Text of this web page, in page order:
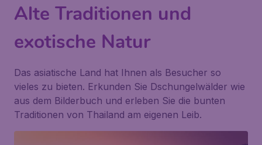
Alte Traditionen und
exotische Natur
Das asiatische Land hat Ihnen als Besucher so
vieles zu bieten. Erkunden Sie Dschungelwälder wie
aus dem Bilderbuch und erleben Sie die bunten
Traditionen von Thailand am eigenen Leib.